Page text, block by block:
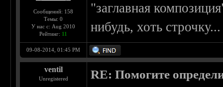
Сообщений: 158
Темы: 0
У нас с: Aug 2010
Рейтинг: 11
"заглавная
нибудь, хоть строчку...
09-08-2014, 01:45 PM
ventil
Unregistered RE: Помогите